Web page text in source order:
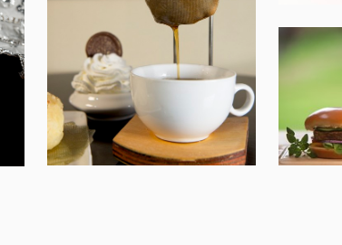
D'FRANCO,
VALINHOS-SP